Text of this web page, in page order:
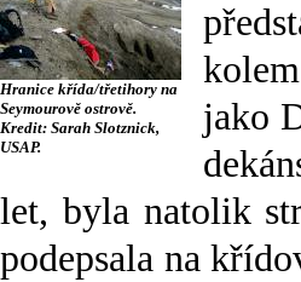
Hranice křída/třetihory na
Seymourově ostrově.
Kredit: Sarah Slotznick,
USAP.
jako
let, byla natolik
podepsala na